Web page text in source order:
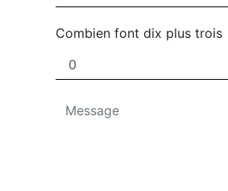
Combien font dix plus trois